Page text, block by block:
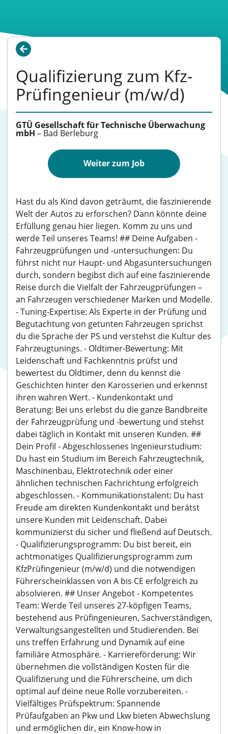
Qualifizierung zum Kfz-
Prüfingenieur (m/w/d)
GTÜ Gesellschaft für Technische Überwachung
mbH – Bad Berleburg
Weiter zum Job
Hast du als Kind davon geträumt, die faszinierende
Welt der Autos zu erforschen? Dann könnte deine
Erfüllung genau hier liegen. Komm zu uns und
werde Teil unseres Teams! ## Deine Aufgaben -
Fahrzeugprüfungen und -untersuchungen: Du
führst nicht nur Haupt- und Abgasuntersuchungen
durch, sondern begibst dich auf eine faszinierende
Reise durch die Vielfalt der Fahrzeugprüfungen –
an Fahrzeugen verschiedener Marken und Modelle.
- Tuning-Expertise: Als Experte in der Prüfung und
Begutachtung von getunten Fahrzeugen sprichst
du die Sprache der PS und verstehst die Kultur des
Fahrzeugtunings. - Oldtimer-Bewertung: Mit
Leidenschaft und Fachkenntnis prüfst und
bewertest du Oldtimer, denn du kennst die
Geschichten hinter den Karosserien und erkennst
ihren wahren Wert. - Kundenkontakt und
Beratung: Bei uns erlebst du die ganze Bandbreite
der Fahrzeugprüfung und -bewertung und stehst
dabei täglich in Kontakt mit unseren Kunden. ##
Dein Profil - Abgeschlossenes Ingenieurstudium:
Du hast ein Studium im Bereich Fahrzeugtechnik,
Maschinenbau, Elektrotechnik oder einer
ähnlichen technischen Fachrichtung erfolgreich
abgeschlossen. - Kommunikationstalent: Du hast
Freude am direkten Kundenkontakt und berätst
unsere Kunden mit Leidenschaft. Dabei
kommunizierst du sicher und fließend auf Deutsch.
- Qualifizierungsprogramm: Du bist bereit, ein
achtmonatiges Qualifizierungsprogramm zum
KfzPrüfingenieur (m/w/d) und die notwendigen
Führerscheinklassen von A bis CE erfolgreich zu
absolvieren. ## Unser Angebot - Kompetentes
Team: Werde Teil unseres 27-köpfigen Teams,
bestehend aus Prüfingenieuren, Sachverständigen,
Verwaltungsangestellten und Studierenden. Bei
uns treffen Erfahrung und Dynamik auf eine
familiäre Atmosphäre. - Karriereförderung: Wir
übernehmen die vollständigen Kosten für die
Qualifizierung und die Führerscheine, um dich
optimal auf deine neue Rolle vorzubereiten. -
Vielfältiges Prüfspektrum: Spannende
Prüfaufgaben an Pkw und Lkw bieten Abwechslung
und ermöglichen dir, ein Know-how in